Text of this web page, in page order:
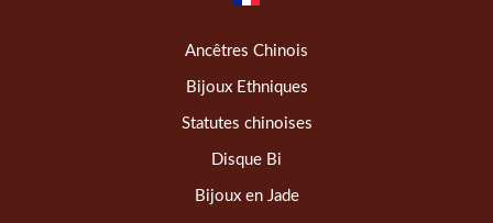
Ancêtres Chinois
Bijoux Ethniques
Statutes chinoises
Disque Bi
Bijoux en Jade